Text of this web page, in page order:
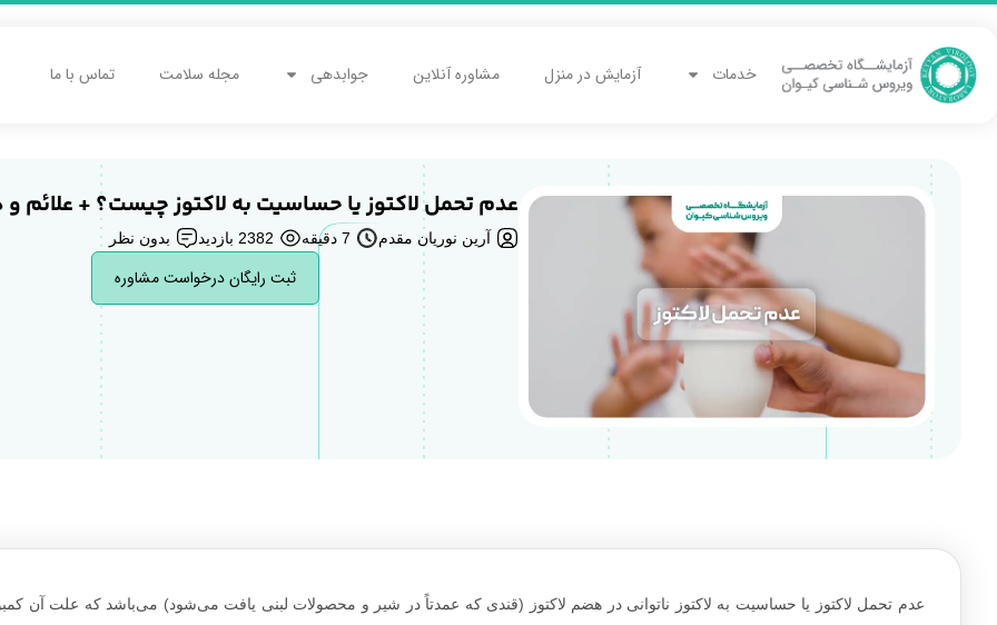
خدمات آزمایش در منزل مشاوره آنلاین جوابدهی مجله سلامت تماس با ما
عدم تحمل لاکتوز یا حساسیت به لاکتوز چیست؟ + علائم و
آرین نوریان مقدم 7 دقیقه 2382 بازدید بدون نظر
ثبت رایگان درخواست مشاوره
عدم تحمل لاکتوز یا حساسیت به لاکتوز ناتوانی در هضم لاکتوز (قندی که عمدتاً در شیر و محصولات لبنی یافت می‌شود) می‌باشد که علت آن کمبود